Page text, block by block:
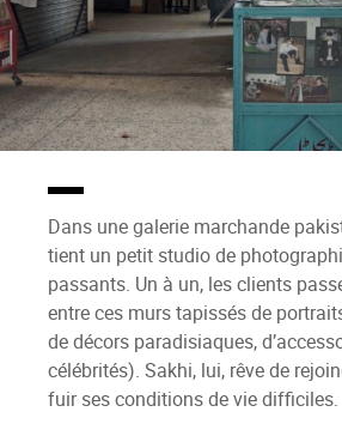
Dans une galerie marchande
tient un petit studio de
passants. Un à un, les clients
entre ces murs tapissés de
de décors paradisiaques,
célébrités). Sakhi, lui, rêve de
fuir ses conditions de vie difficiles.